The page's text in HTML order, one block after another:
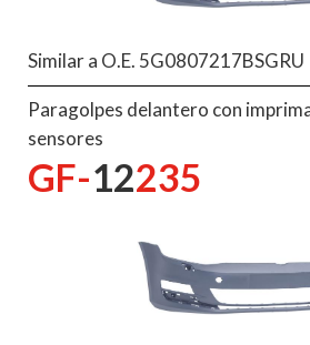
Similar a O.E. 5G0807217BSGRU
Paragolpes delantero con
sensores
GF-12235